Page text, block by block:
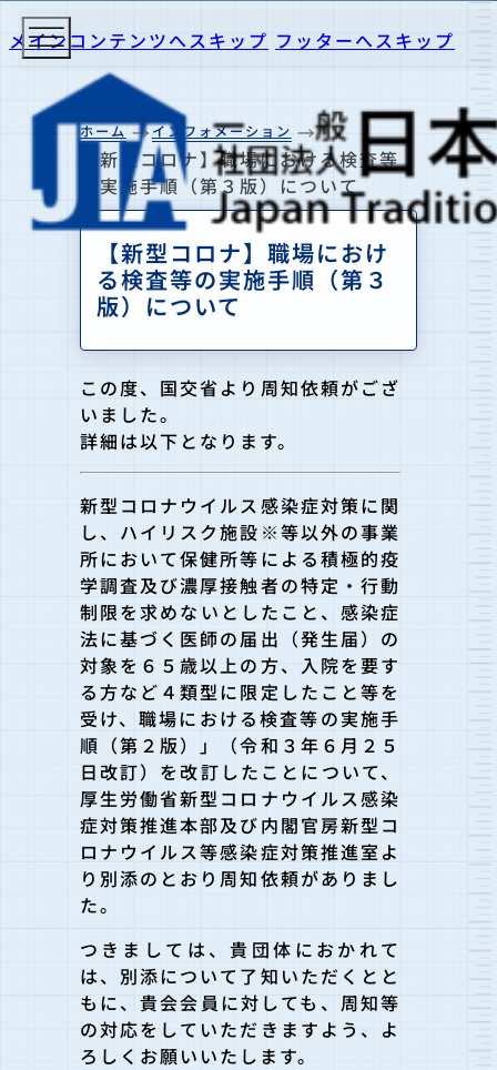
メインコンテンツへスキップ フッターへスキップ
ホーム インフォメーション
【新型コロナ】職場における検査等
の実施手順（第３版）について
【新型コロナ】職場におけ
る検査等の実施手順（第３
版）について
この度、国交省より周知依頼がござ
いました。
詳細は以下となります。
新型コロナウイルス感染症対策に関
し、ハイリスク施設※等以外の事業
所において保健所等による積極的疫
学調査及び濃厚接触者の特定・行動
制限を求めないとしたこと、感染症
法に基づく医師の届出（発生届）の
対象を６５歳以上の方、入院を要す
る方など４類型に限定したこと等を
受け、職場における検査等の実施手
順（第２版）」（令和３年６月２５
日改訂）を改訂したことについて、
厚生労働省新型コロナウイルス感染
症対策推進本部及び内閣官房新型コ
ロナウイルス等感染症対策推進室よ
り別添のとおり周知依頼がありまし
た。
つきましては、貴団体におかれて
は、別添について了知いただくとと
もに、貴会会員に対しても、周知等
の対応をしていただきますよう、よ
ろしくお願いいたします。